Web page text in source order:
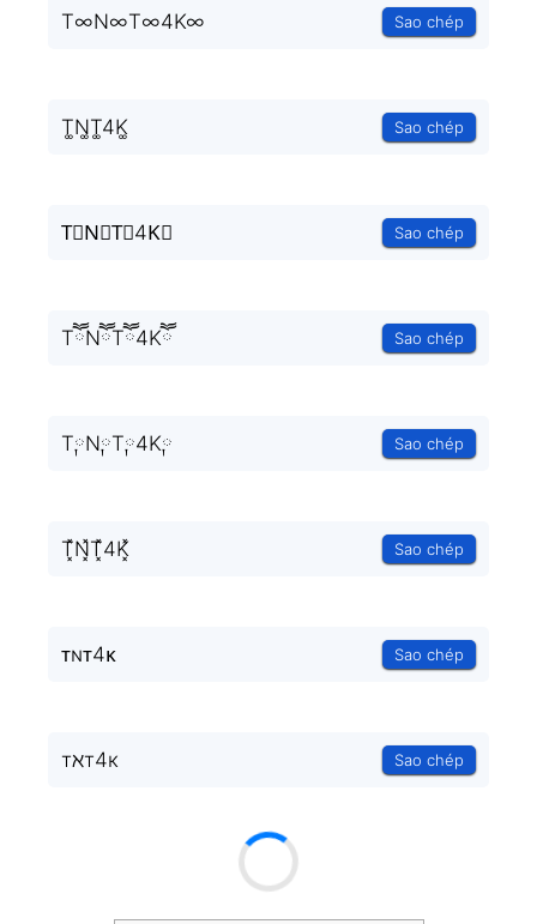
T∞N∞T∞4K∞ Sao chép
T͚N͚T͚4K͚ Sao chép
T⃒N⃒T⃒4K⃒ Sao chép
TཽNཽTཽ4Kཽ Sao chép
T༙N༙T༙4K༙ Sao chép
T͓̽N͓̽T͓̽4K͓̽ Sao chép
ᴛɴᴛ4ᴋ Sao chép
тℵт4к Sao chép